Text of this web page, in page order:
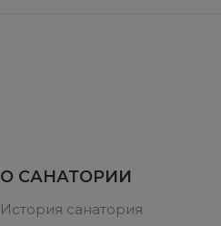
О САНАТОРИИ
История санатория